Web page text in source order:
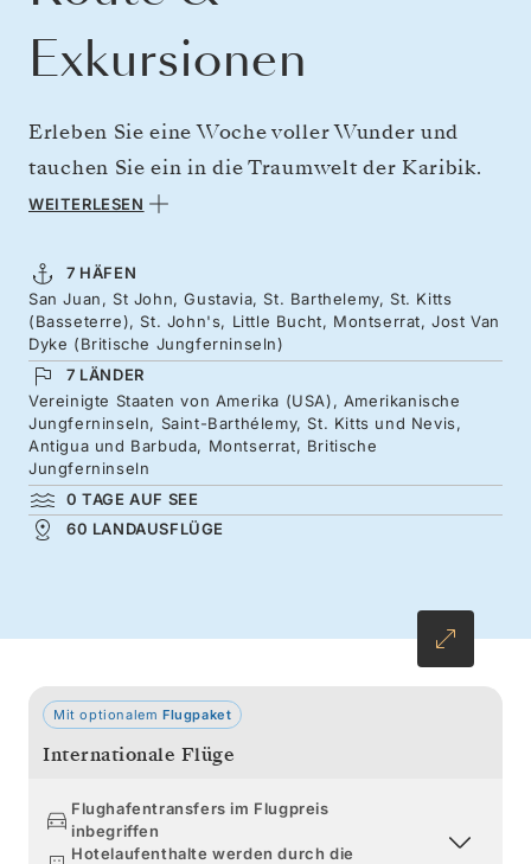
Exkursionen
Erleben Sie eine Woche voller Wunder und
tauchen Sie ein in die Traumwelt der Karibik.
Starten Sie in Puerto Ricos Hauptstadt mit den
reisen Sie direkt ins Paradies der
Jungferninseln, wo das Meer in allen
Blautönen schimmert und sich sanft an den
goldenen Stränden bricht. St. Barts verleiht
Ihrer Reise einen Hauch von französischem
Flair, während St. Kitts mit seinen
pastellfarbenen Kolonialgebäuden bezaubert.
Erkunden Sie die vulkanischen Hänge von
versteckten Buchten und makellosen Strände
WEITERLESEN
7 HÄFEN
San Juan, St John, Gustavia, St. Barthelemy, St. Kitts
(Basseterre), St. John's, Little Bucht, Montserrat, Jost Van
Dyke (Britische Jungferninseln)
7 LÄNDER
Vereinigte Staaten von Amerika (USA), Amerikanische
Jungferninseln, Saint-Barthélemy, St. Kitts und Nevis,
Antigua und Barbuda, Montserrat, Britische
Jungferninseln
0 TAGE AUF SEE
60 LANDAUSFLÜGE
Mit optionalem Flugpaket
Internationale Flüge
Flughafentransfers im Flugpreis
inbegriffen
Hotelaufenthalte werden durch die